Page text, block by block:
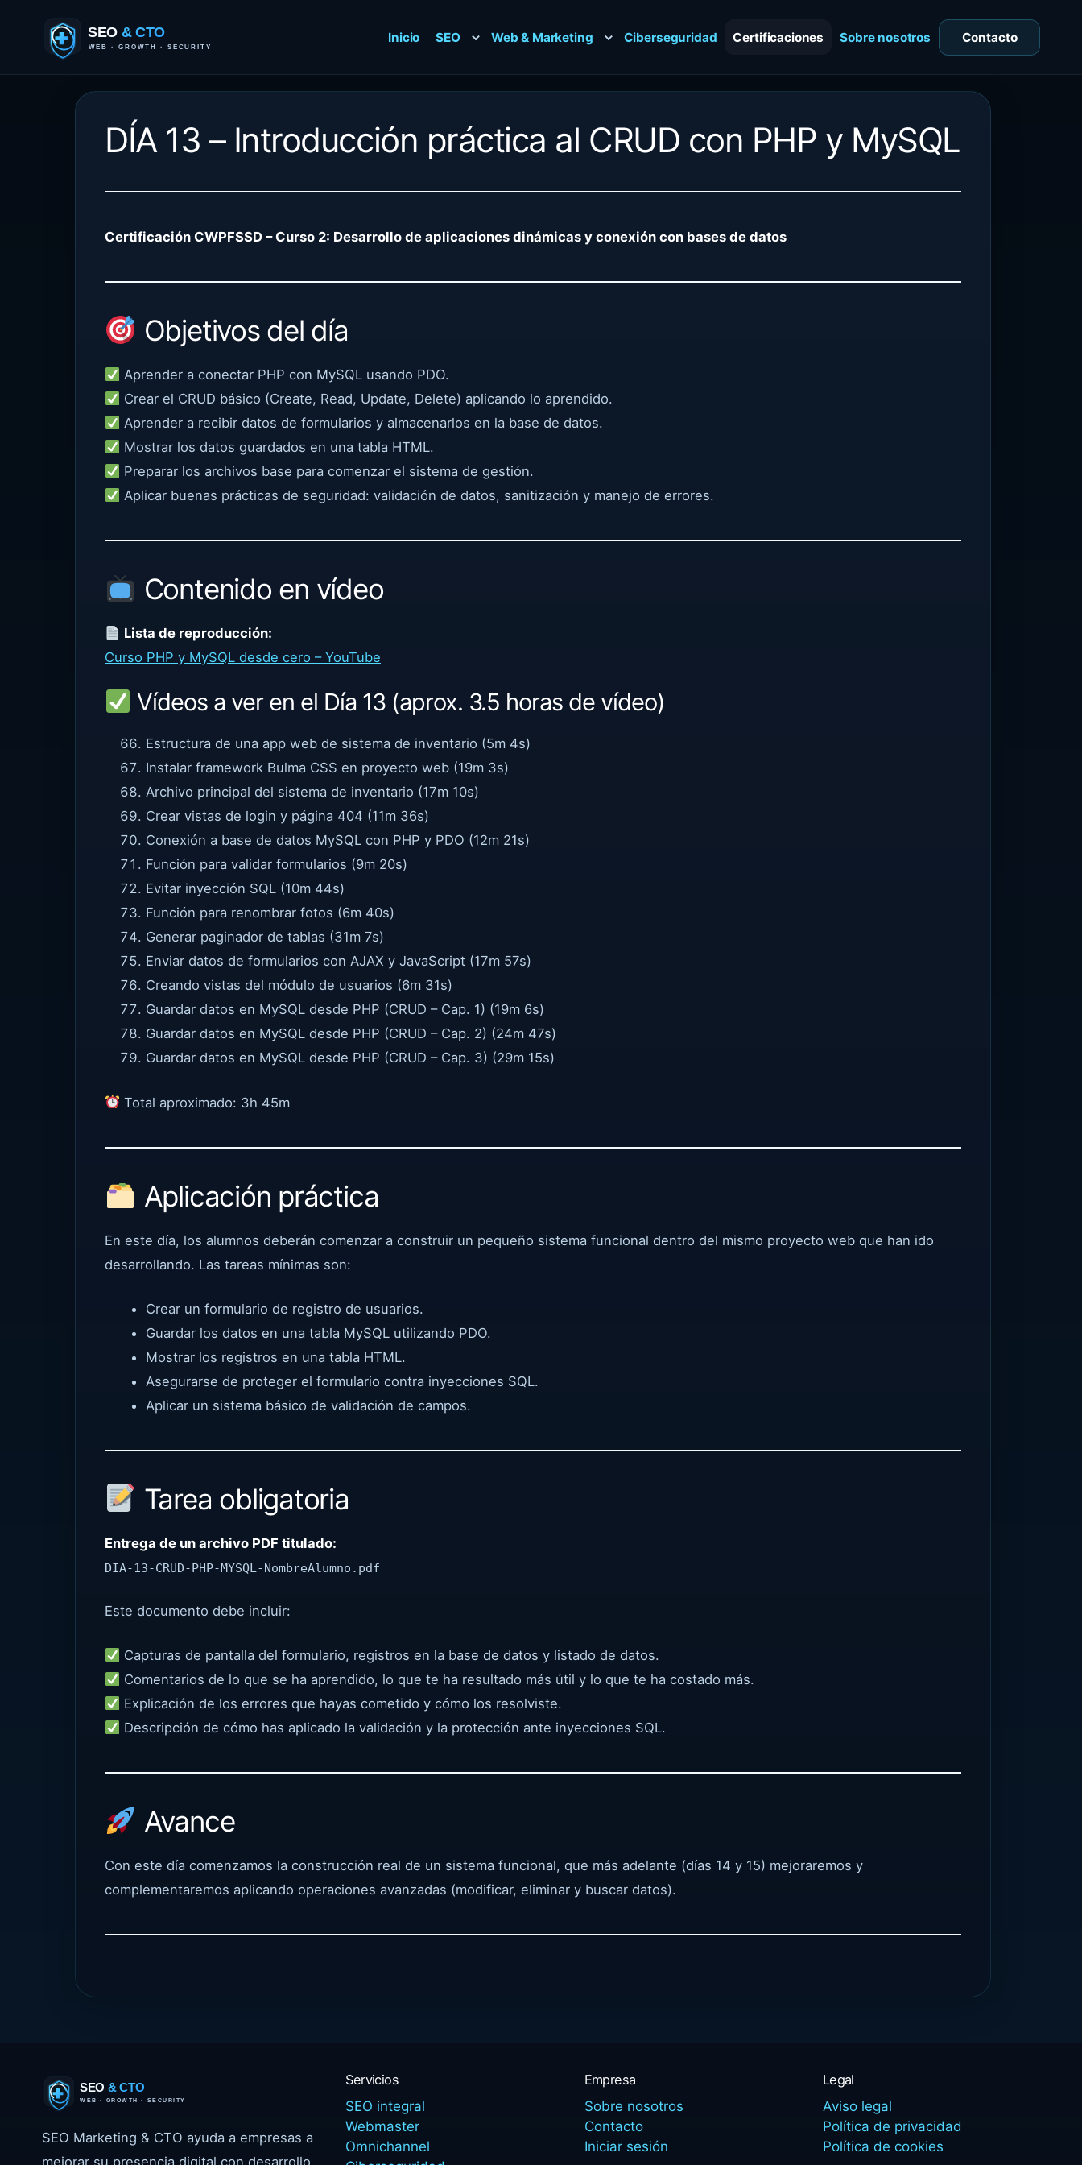
contenido
Inicio SEO Web & Marketing Ciberseguridad Certificaciones Sobre nosotros Contacto
DÍA 13 – Introducción práctica al CRUD con PHP y MySQL
Certificación CWPFSSD – Curso 2: Desarrollo de aplicaciones dinámicas y conexión con bases de datos
Objetivos del día
Aprender a conectar PHP con MySQL usando PDO.
Crear el CRUD básico (Create, Read, Update, Delete) aplicando lo aprendido.
Aprender a recibir datos de formularios y almacenarlos en la base de datos.
Mostrar los datos guardados en una tabla HTML.
Preparar los archivos base para comenzar el sistema de gestión.
Aplicar buenas prácticas de seguridad: validación de datos, sanitización y manejo de errores.
Contenido en vídeo
Lista de reproducción:
Curso PHP y MySQL desde cero – YouTube
Vídeos a ver en el Día 13 (aprox. 3.5 horas de vídeo)
Estructura de una app web de sistema de inventario (5m 4s)
Instalar framework Bulma CSS en proyecto web (19m 3s)
Archivo principal del sistema de inventario (17m 10s)
Crear vistas de login y página 404 (11m 36s)
Conexión a base de datos MySQL con PHP y PDO (12m 21s)
Función para validar formularios (9m 20s)
Evitar inyección SQL (10m 44s)
Función para renombrar fotos (6m 40s)
Generar paginador de tablas (31m 7s)
Enviar datos de formularios con AJAX y JavaScript (17m 57s)
Creando vistas del módulo de usuarios (6m 31s)
Guardar datos en MySQL desde PHP (CRUD – Cap. 1) (19m 6s)
Guardar datos en MySQL desde PHP (CRUD – Cap. 2) (24m 47s)
Guardar datos en MySQL desde PHP (CRUD – Cap. 3) (29m 15s)
Total aproximado: 3h 45m
Aplicación práctica
En este día, los alumnos deberán comenzar a construir un pequeño sistema funcional dentro del mismo proyecto web que han ido
desarrollando. Las tareas mínimas son:
Crear un formulario de registro de usuarios.
Guardar los datos en una tabla MySQL utilizando PDO.
Mostrar los registros en una tabla HTML.
Asegurarse de proteger el formulario contra inyecciones SQL.
Aplicar un sistema básico de validación de campos.
Tarea obligatoria
Entrega de un archivo PDF titulado:
DIA-13-CRUD-PHP-MYSQL-NombreAlumno.pdf
Este documento debe incluir:
Capturas de pantalla del formulario, registros en la base de datos y listado de datos.
Comentarios de lo que se ha aprendido, lo que te ha resultado más útil y lo que te ha costado más.
Explicación de los errores que hayas cometido y cómo los resolviste.
Descripción de cómo has aplicado la validación y la protección ante inyecciones SQL.
Avance
Con este día comenzamos la construcción real de un sistema funcional, que más adelante (días 14 y 15) mejoraremos y
complementaremos aplicando operaciones avanzadas (modificar, eliminar y buscar datos).
SEO Marketing & CTO ayuda a empresas a
mejorar su presencia digital con desarrollo
Servicios
SEO integral
Webmaster
Omnichannel
Empresa
Sobre nosotros
Contacto
Iniciar sesión
Legal
Aviso legal
Política de privacidad
Política de cookies